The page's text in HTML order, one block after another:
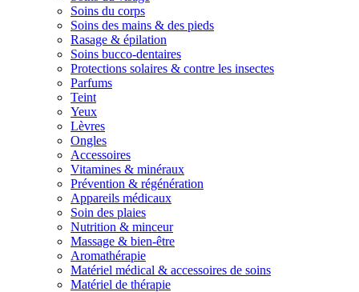
Soins du corps
Soins des mains & des pieds
Rasage & épilation
Soins bucco-dentaires
Protections solaires & contre les insectes
Parfums
Teint
Yeux
Lèvres
Ongles
Accessoires
Vitamines & minéraux
Prévention & régénération
Appareils médicaux
Soin des plaies
Nutrition & minceur
Massage & bien-être
Aromathérapie
Matériel médical & accessoires de soins
Matériel de thérapie